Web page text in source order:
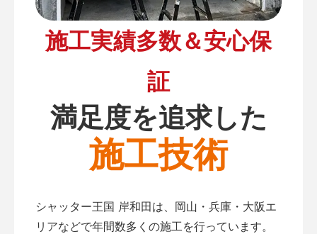
施工実績多数＆安心保
証
満足度を追求した
施工技術
シャッター王国 岸和田は、岡山・兵庫・大阪エ
リアなどで年間数多くの施工を行っています。